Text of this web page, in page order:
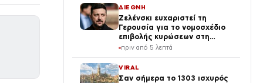
ΔΙΕΘΝΗ
Ζελένσκι ευχαριστεί τη
Γερουσία για το νομοσχέδιο
επιβολής κυρώσεων στη
Ρωσία: «Ψάχνουμε παντού για
πριν από 5 λεπτά
VIRAL
Σαν σήμερα το 1303 ισχυρός